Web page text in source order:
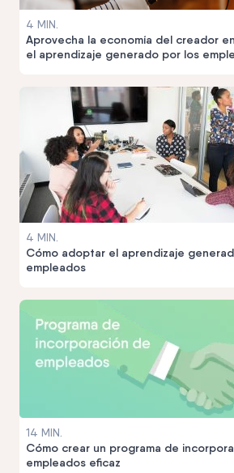
4 MIN.
Aprovecha la economía del creador
el aprendizaje generado por los
4 MIN.
Cómo adoptar el aprendizaje
empleados
14 MIN.
Cómo crear un programa de
empleados eficaz